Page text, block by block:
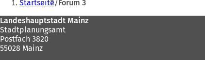
befinden
sich
hier:
Startseite Forum 3
Fußbereich
Landeshauptstadt Mainz
Stadtplanungsamt
Postfach 3820
55028 Mainz